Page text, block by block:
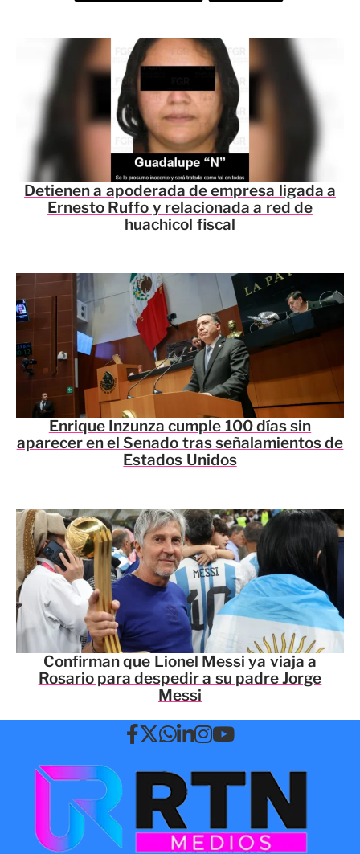
Detienen a apoderada de empresa ligada a
Ernesto Ruffo y relacionada a red de
huachicol fiscal
Enrique Inzunza cumple 100 días sin
aparecer en el Senado tras señalamientos de
Estados Unidos
Confirman que Lionel Messi ya viaja a
Rosario para despedir a su padre Jorge
Messi